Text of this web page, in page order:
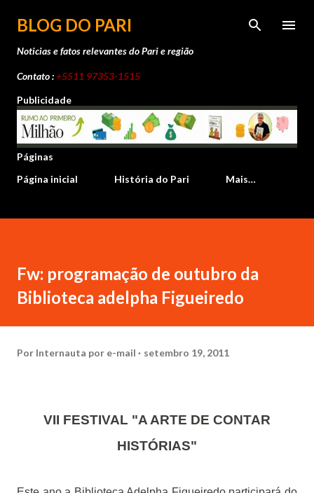
Pular para o conteúdo principal
BLOG DO PARI
Noticias e fatos relevantes do Pari e região
Contato :+5511 97353-1515
Publicidade
Páginas
Página inicial
História do Pari Mais…
Fw: programação de outubro da
Biblioteca adelpha Figueiredo
Por Internauta por e-mail setembro 19, 2011
VII FESTIVAL "A ARTE DE CONTAR
HISTÓRIAS"